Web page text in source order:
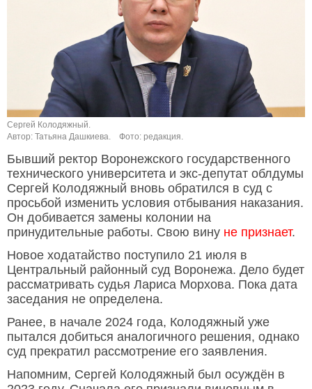
Сергей Колодяжный.
Автор: Татьяна Дашкиева.
Фото: редакция.
Бывший ректор Воронежского государственного
технического университета и экс-депутат облдумы
Сергей Колодяжный вновь обратился в суд с
просьбой изменить условия отбывания наказания.
Он добивается замены колонии на
принудительные работы. Свою вину не признает.
Новое ходатайство поступило 21 июля в
Центральный районный суд Воронежа. Дело будет
рассматривать судья Лариса Морхова. Пока дата
заседания не определена.
Ранее, в начале 2024 года, Колодяжный уже
пытался добиться аналогичного решения, однако
суд прекратил рассмотрение его заявления.
Напомним, Сергей Колодяжный был осуждён в